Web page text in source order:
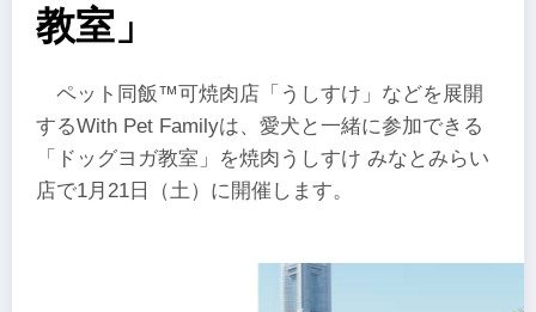
教室」
ペット同飯™可焼肉店「うしすけ」などを展開
するWith Pet Familyは、愛犬と一緒に参加できる
「ドッグヨガ教室」を焼肉うしすけ みなとみらい
店で1月21日（土）に開催します。